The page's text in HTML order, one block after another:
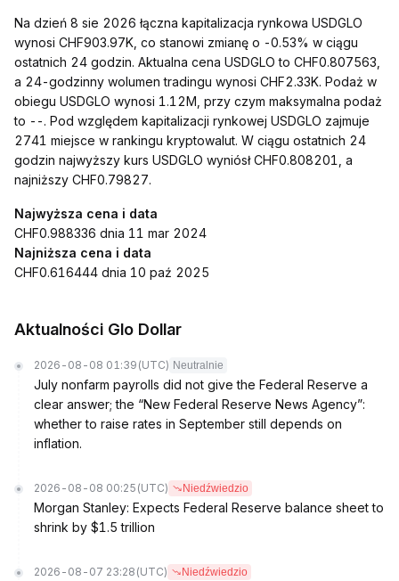
Na dzień 8 sie 2026 łączna kapitalizacja rynkowa USDGLO
wynosi CHF903.97K, co stanowi zmianę o -0.53% w ciągu
ostatnich 24 godzin. Aktualna cena USDGLO to CHF0.807563,
a 24-godzinny wolumen tradingu wynosi CHF2.33K. Podaż w
obiegu USDGLO wynosi 1.12M, przy czym maksymalna podaż
to --. Pod względem kapitalizacji rynkowej USDGLO zajmuje
2741 miejsce w rankingu kryptowalut. W ciągu ostatnich 24
godzin najwyższy kurs USDGLO wyniósł CHF0.808201, a
najniższy CHF0.79827.
Najwyższa cena i data
CHF0.988336 dnia 11 mar 2024
Najniższa cena i data
CHF0.616444 dnia 10 paź 2025
Aktualności Glo Dollar
2026-08-08 01:39 (UTC) Neutralnie
July nonfarm payrolls did not give the Federal Reserve a
clear answer; the “New Federal Reserve News Agency”:
whether to raise rates in September still depends on
inflation.
2026-08-08 00:25 (UTC) Niedźwiedzio
Morgan Stanley: Expects Federal Reserve balance sheet to
shrink by $1.5 trillion
2026-08-07 23:28 (UTC) Niedźwiedzio